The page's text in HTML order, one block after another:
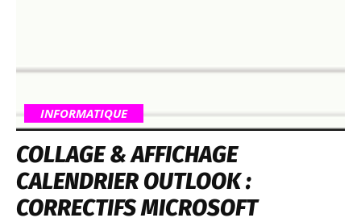
INFORMATIQUE
COLLAGE & AFFICHAGE
CALENDRIER OUTLOOK :
CORRECTIFS MICROSOFT